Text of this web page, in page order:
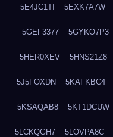
5E4JC1TI 5EXK7A7W
5GEF3377 5GYKO7P3
5HER0XEV 5HNS21Z8
5J5FOXDN 5KAFKBC4
5KSAQAB8 5KT1DCUW
5LCKQGH7 5LOVPA8C